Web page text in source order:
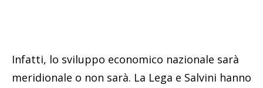
Infatti, lo sviluppo economico nazionale sarà
meridionale o non sarà. La Lega e Salvini hanno